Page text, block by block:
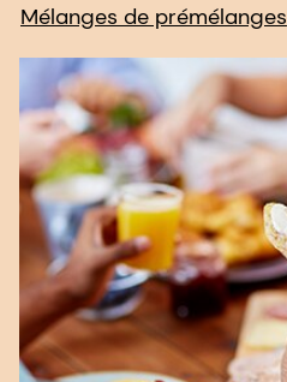
Mélanges de prémélanges